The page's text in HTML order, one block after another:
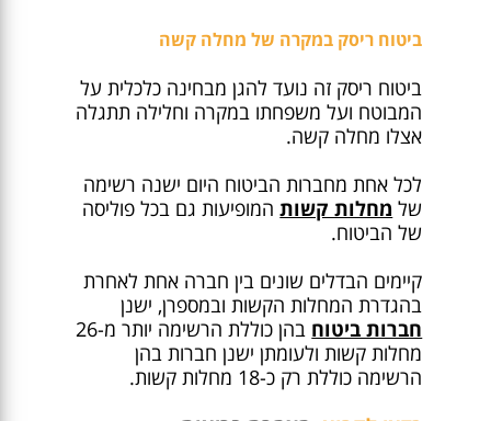
ביטוח ריסק במקרה של מחלה קשה
ביטוח ריסק זה נועד להגן מבחינה כלכלית על
המבוטח ועל משפחתו במקרה וחלילה תתגלה
אצלו מחלה קשה.
לכל אחת מחברות הביטוח היום ישנה רשימה
של מחלות קשותהמופיעות גם בכל פוליסה
של הביטוח.
קיימים הבדלים שונים בין חברה אחת לאחרת
בהגדרת המחלות הקשות ובמספרן, ישנן
חברות ביטוח
בהן כוללת הרשימה יותר מ-26
מחלות קשות ולעומתן ישנן חברות בהן
הרשימה כוללת רק כ-18 מחלות קשות.